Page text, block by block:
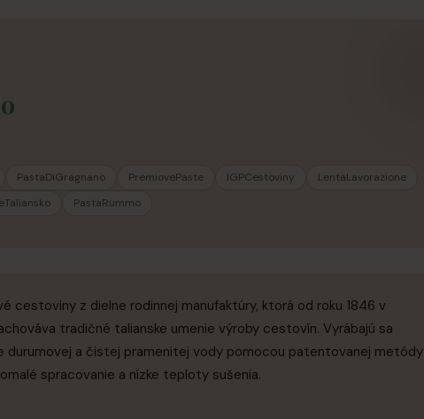
PastaDiGragnano PremiovePaste IGPCestoviny
LentaLavorazione
PastaRummo
cestoviny z dielne rodinnej manufaktúry, ktorá od roku 1846 v
tradičné talianske umenie výroby cestovín. Vyrábajú sa
durumovej a čistej pramenitej vody pomocou patentovanej metódy
spracovanie a nízke teploty sušenia.